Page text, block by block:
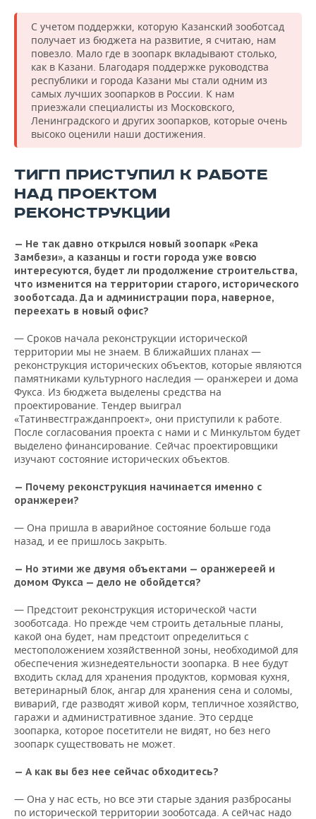
С учетом поддержки, которую Казанский зооботсад
получает из бюджета на развитие, я считаю, нам
повезло. Мало где в зоопарк вкладывают столько,
как в Казани. Благодаря поддержке руководства
республики и города Казани мы стали одним из
самых лучших зоопарков в России. К нам
приезжали специалисты из Московского,
Ленинградского и других зоопарков, которые очень
высоко оценили наши достижения.
ТИГП ПРИСТУПИЛ К РАБОТЕ
НАД ПРОЕКТОМ
РЕКОНСТРУКЦИИ
— Не так давно открылся новый зоопарк «Река
Замбези», а казанцы и гости города уже вовсю
интересуются, будет ли продолжение строительства,
что изменится на территории старого, исторического
зооботсада. Да и администрации пора, наверное,
переехать в новый офис?
— Сроков начала реконструкции исторической
территории мы не знаем. В ближайших планах —
реконструкция исторических объектов, которые являются
памятниками культурного наследия — оранжереи и дома
Фукса. Из бюджета выделены средства на
проектирование. Тендер выиграл
«Татинвестгражданпроект», они приступили к работе.
После согласования проекта с нами и с Минкультом будет
выделено финансирование. Сейчас проектировщики
изучают состояние исторических объектов.
— Почему реконструкция начинается именно с
оранжереи?
— Она пришла в аварийное состояние больше года
назад, и ее пришлось закрыть.
— Но этими же двумя объектами — оранжереей и
домом Фукса — дело не обойдется?
— Предстоит реконструкция исторической части
зооботсада. Но прежде чем строить детальные планы,
какой она будет, нам предстоит определиться с
местоположением хозяйственной зоны, необходимой для
обеспечения жизнедеятельности зоопарка. В нее будут
входить склад для хранения продуктов, кормовая кухня,
ветеринарный блок, ангар для хранения сена и соломы,
виварий, где разводят живой корм, тепличное хозяйство,
гаражи и административное здание. Это сердце
зоопарка, которое посетители не видят, но без него
зоопарк существовать не может.
— А как вы без нее сейчас обходитесь?
— Она у нас есть, но все эти старые здания разбросаны
по исторической территории зооботсада. А сейчас надо